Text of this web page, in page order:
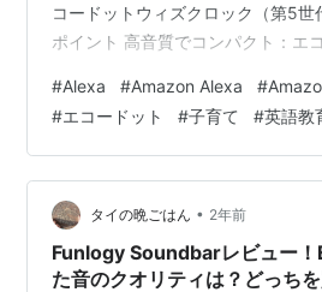
コードットウィズクロック（第5世
ポイント 高音質でコンパクト：エ
ル、深い低音、鮮やかなサウンドを
ピーカーです。 LEDディスプレイ
トマトリクスLEDディスプレイは
でなく、天気アイコンや曲名も表
示はカタカナのみです。 Alexaのお
かけて天気やニュー…
#Alexa #Amazon Alexa #
#エコードット #子育て #英語教
タイの晩ごはん • 2年前
Funlogy Soundbarレビュー
た音のクオリティは？どっち